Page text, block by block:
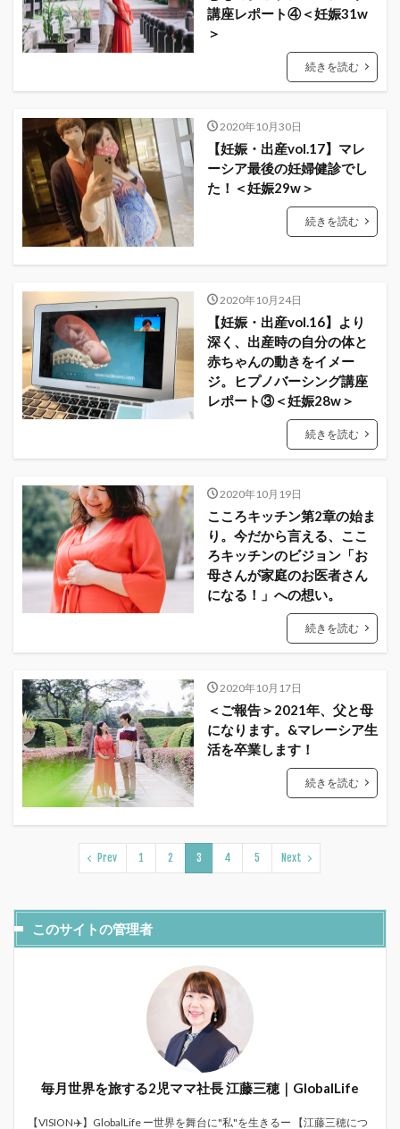
講座レポート④＜妊娠31w
＞
続きを読む
2020年10月30日
【妊娠・出産vol.17】マレ
ーシア最後の妊婦健診でし
た！＜妊娠29w＞
続きを読む
2020年10月24日
【妊娠・出産vol.16】より
深く、出産時の自分の体と
赤ちゃんの動きをイメー
ジ。ヒプノバーシング講座
レポート③＜妊娠28w＞
続きを読む
2020年10月19日
こころキッチン第2章の始ま
り。今だから言える、ここ
ろキッチンのビジョン「お
母さんが家庭のお医者さん
になる！」への想い。
続きを読む
2020年10月17日
＜ご報告＞2021年、父と母
になります。&マレーシア生
活を卒業します！
続きを読む
Prev 1 2 3 4 5 Next
このサイトの管理者
毎月世界を旅する2児ママ社長 江藤三穂｜GlobalLife
【VISION✈️】GlobalLife ー世界を舞台に"私"を生きるー 【江藤三穂につ